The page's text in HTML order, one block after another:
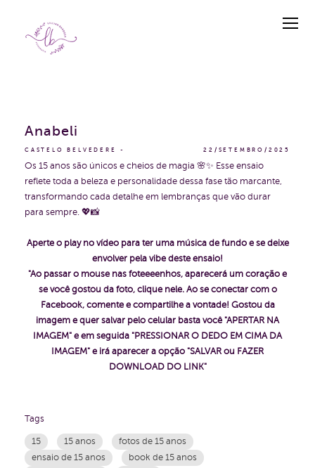
CASTELO BELVEDERE 22/SETEMBRO/2025
Anabeli
Os 15 anos são únicos e cheios de magia 🌸✨ Esse ensaio
reflete toda a beleza e personalidade dessa fase tão marcante,
transformando cada detalhe em lembranças que vão durar
para sempre. 💖📸
Aperte o play no vídeo para ter uma música de fundo e se deixe
envolver pela vibe deste ensaio!
"Ao passar o mouse nas foteeeenhos, aparecerá um coração e
se você gostou da foto, clique nele. Ao se conectar com o
Facebook, comente e compartilhe a vontade! Gostou da
imagem e quer salvar pelo celular basta você "APERTAR NA
IMAGEM" e em seguida "PRESSIONAR O DEDO EM CIMA DA
IMAGEM" e irá aparecer a opção "SALVAR ou FAZER
DOWNLOAD DO LINK"
Tags
15 15 anos
fotos de 15 anos
ensaio de 15 anos
book de 15 anos